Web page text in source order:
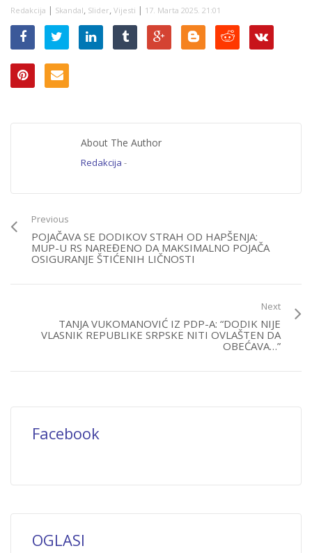
Redakcija | Skandal, Slider, Vijesti | 17. Marta 2025. 21:01
About The Author
Redakcija -
Previous
POJAČAVA SE DODIKOV STRAH OD HAPŠENJA:
MUP-U RS NAREĐENO DA MAKSIMALNO POJAČA
OSIGURANJE ŠTIĆENIH LIČNOSTI
Next
TANJA VUKOMANOVIĆ IZ PDP-A: “DODIK NIJE
VLASNIK REPUBLIKE SRPSKE NITI OVLAŠTEN DA
OBEĆAVA…”
Facebook
OGLASI